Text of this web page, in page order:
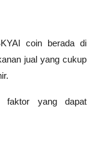
coin berada di
jual yang cukup
faktor yang dapat